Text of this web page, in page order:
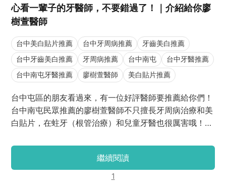
心看一輩子的牙醫師，不要錯過了！｜介紹給你廖
樹萱醫師
台中美白貼片推薦 台中牙周病推薦
牙齒美白推薦
台中牙齒美白推薦
牙周病推薦 台中南屯
台中牙醫推薦
台中南屯牙醫推薦
廖樹萱醫師 美白貼片推薦
台中屯區的朋友看過來，有一位好評醫師要推薦給你們！
台中南屯民眾推薦的廖樹萱醫師不只擅長牙周病治療和美
白貼片，在蛀牙（根管治療）和兒童牙醫也很厲害哦！有
了，也會特地跟著轉到別家診所，只為了給廖醫師看牙
（相信廖醫師也超感動！）現在就跟著J編我來一起認識
一下廖醫師的專業吧！
繼續閱讀
1